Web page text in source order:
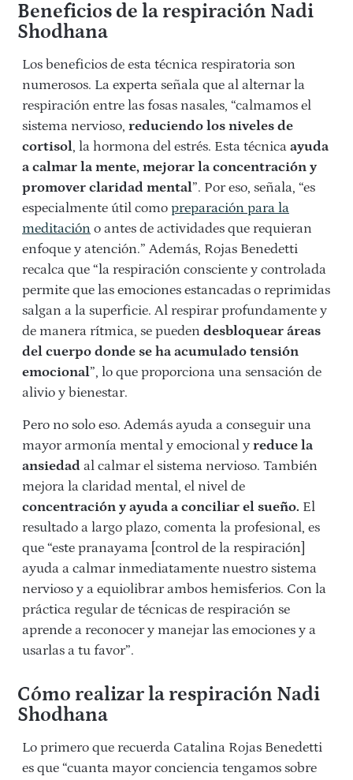
Beneficios de la respiración Nadi
Shodhana
Los beneficios de esta técnica respiratoria son
numerosos. La experta señala que al alternar la
respiración entre las fosas nasales, “calmamos el
sistema nervioso, reduciendo los niveles de
cortisol, la hormona del estrés. Esta técnica ayuda
a calmar la mente, mejorar la concentración y
promover claridad mental”. Por eso, señala, “es
especialmente útil como preparación para la
meditación o antes de actividades que requieran
enfoque y atención.” Además, Rojas Benedetti
recalca que “la respiración consciente y controlada
permite que las emociones estancadas o reprimidas
salgan a la superficie. Al respirar profundamente y
de manera rítmica, se pueden desbloquear áreas
del cuerpo donde se ha acumulado tensión
emocional”, lo que proporciona una sensación de
alivio y bienestar.
Pero no solo eso. Además ayuda a conseguir una
mayor armonía mental y emocional y reduce la
ansiedad al calmar el sistema nervioso. También
mejora la claridad mental, el nivel de
concentración y ayuda a conciliar el sueño. El
resultado a largo plazo, comenta la profesional, es
que “este pranayama [control de la respiración]
ayuda a calmar inmediatamente nuestro sistema
nervioso y a equiolibrar ambos hemisferios. Con la
práctica regular de técnicas de respiración se
aprende a reconocer y manejar las emociones y a
usarlas a tu favor”.
Cómo realizar la respiración Nadi
Shodhana
Lo primero que recuerda Catalina Rojas Benedetti
es que “cuanta mayor conciencia tengamos sobre